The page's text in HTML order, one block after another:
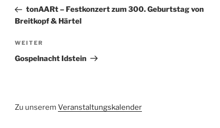
Beitrag
tonAARt – Festkonzert zum 300. Geburtstag von
Breitkopf & Härtel
Nächster
Beitrag
WEITER
Gospelnacht Idstein
Zu unserem Veranstaltungskalender